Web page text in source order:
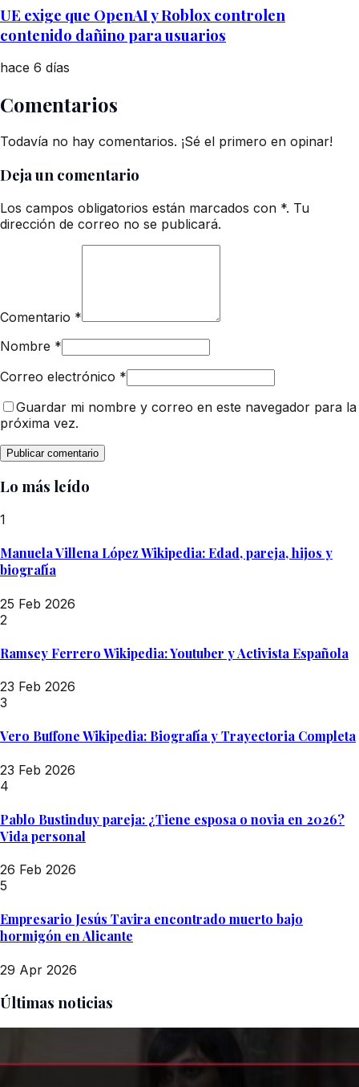
UE exige que OpenAI y Roblox controlen
contenido dañino para usuarios
hace 6 días
Comentarios
Todavía no hay comentarios. ¡Sé el primero en opinar!
Deja un comentario
Los campos obligatorios están marcados con *. Tu
dirección de correo no se publicará.
Comentario *
Nombre *
Correo electrónico *
Guardar mi nombre y correo en este navegador para la
próxima vez.
Lo más leído
1
Manuela Villena López Wikipedia: Edad, pareja, hijos y
biografía
25 Feb 2026
2
Ramsey Ferrero Wikipedia: Youtuber y Activista Española
23 Feb 2026
3
Vero Buffone Wikipedia: Biografía y Trayectoria Completa
23 Feb 2026
4
Pablo Bustinduy pareja: ¿Tiene esposa o novia en 2026?
Vida personal
26 Feb 2026
5
Empresario Jesús Tavira encontrado muerto bajo
hormigón en Alicante
29 Apr 2026
Últimas noticias